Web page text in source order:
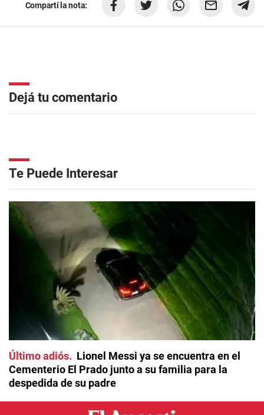
Compartí la nota:
Dejá tu comentario
Te Puede Interesar
Último adiós
Lionel Messi ya se encuentra en el
Cementerio El Prado junto a su familia para la
despedida de su padre